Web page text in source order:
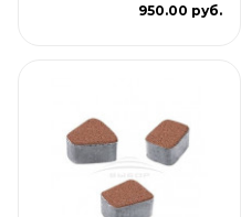
950.00 руб.